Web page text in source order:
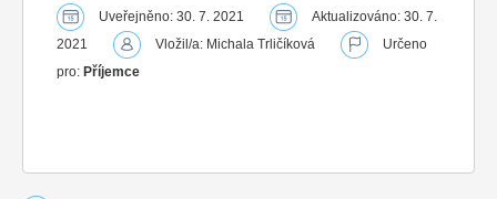
Uveřejněno: 30. 7. 2021
Aktualizováno: 30. 7.
2021
Vložil/a: Michala Trličíková
Určeno
pro: Příjemce